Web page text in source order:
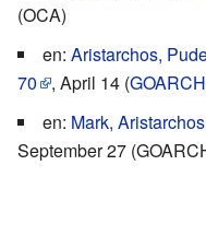
(OCA)
en: Aristarchos,
70
, April 14 (GOARCH
en: Mark,
September 27